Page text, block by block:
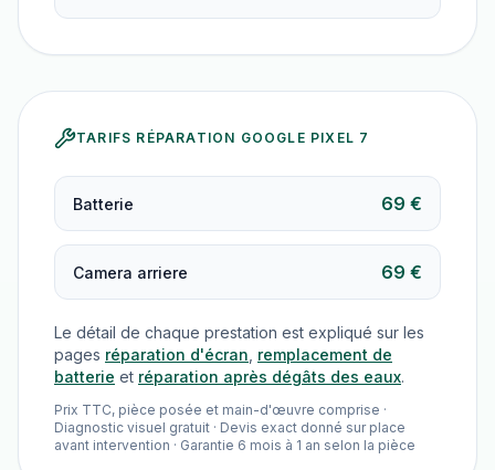
TARIFS RÉPARATION GOOGLE PIXEL 7
Batterie 69 €
Camera arriere 69 €
Le détail de chaque prestation est expliqué sur les
pages réparation d'écran remplacement de
batterie et réparation après dégâts des eaux.
Prix TTC, pièce posée et main-d'œuvre comprise ·
Diagnostic visuel gratuit · Devis exact donné sur place
avant intervention · Garantie 6 mois à 1 an selon la pièce